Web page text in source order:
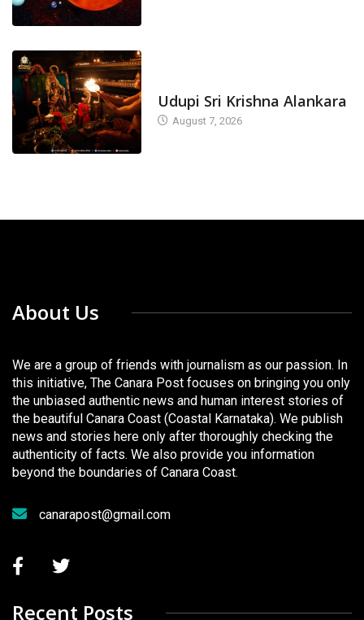
Udupi Sri Krishna Alankara
August 7, 2026
About Us
We are a group of friends with journalism as our passion. In
this initiative, The Canara Post focuses on bringing you only
the unbiased authentic news and human interest stories of
the beautiful Canara Coast (Coastal Karnataka). We publish
news and stories here only after thoroughly checking the
authenticity of facts. We also provide you information
beyond the boundaries of Canara Coast.
canarapost@gmail.com
Recent Posts